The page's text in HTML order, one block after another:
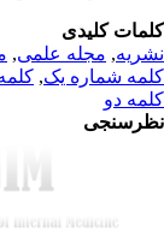
کلیدی
,مجله علمی,
شماره یک,کلمه
دو